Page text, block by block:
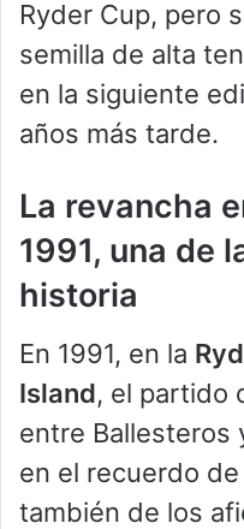
Ryder Cup, pero
semilla de alta
en la siguiente
años más tarde.
La revancha
1991, una de
historia
En 1991, en la
Island, el partido
entre Ballesteros
en el recuerdo
también de los